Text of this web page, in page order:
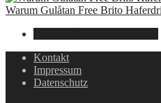
Warum Gulåtan Free Brito
Kontakt
Impressum
Datenschutz